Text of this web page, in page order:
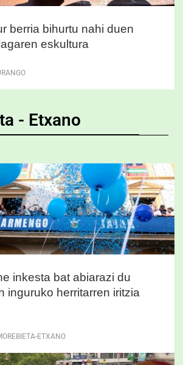
berria bihurtu nahi duen
eskultura
- Etxano
inkesta bat abiarazi du
inguruko herritarren iritzia
ETXANO